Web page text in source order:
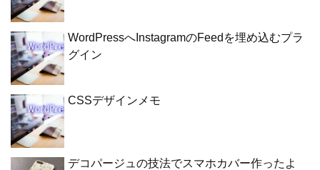
WordPressへInstagramのFeedを埋め込むプラ
グイン
CSSデザインメモ
デコパージュの技法でスマホカバー作ったよ